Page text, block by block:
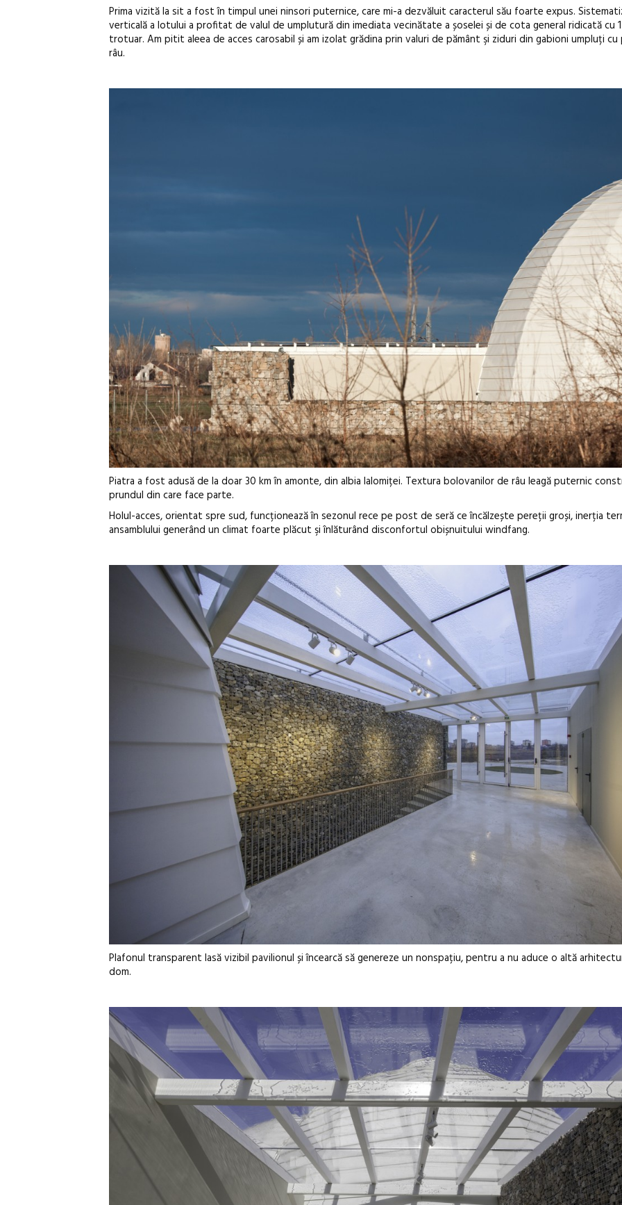
Prima vizită la sit a fost în timpul unei ninsori puternice, care mi-a dezvăluit caracterul său foarte expus.
verticală a lotului a profitat de valul de umplutură din imediata vecinătate a șoselei și de cota general ridicată cu
trotuar. Am pitit aleea de acces carosabil și am izolat grădina prin valuri de pământ şi ziduri din gabioni umpluți
râu.
Piatra a fost adusă de la doar 30 km în amonte, din albia Ialomiței. Textura bolovanilor de râu leagă puternic
prundul din care face parte.
Holul-acces, orientat spre sud, funcționează în sezonul rece pe post de seră ce încălzește pereții groși, inerția
ansamblului generând un climat foarte plăcut şi înlăturând disconfortul obișnuitului windfang.
Plafonul transparent lasă vizibil pavilionul și încearcă să genereze un nonspațiu, pentru a nu aduce o altă
dom.